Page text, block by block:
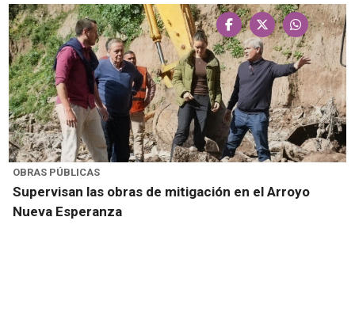
OBRAS PÚBLICAS
Supervisan las obras de mitigación en el Arroyo
Nueva Esperanza